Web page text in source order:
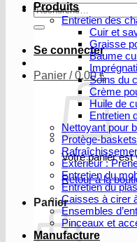
Recherche
pour :
Se connecter
Panier /0,00€
Votre panier est
Retour à la
Panier
Produits
Entretien des
Cuir et
Graisse
Baume
Soins du
Crème
Huile de
Entretien
Nettoyant pour
Protège-baskets
Extérieur :
Entretien du
Entretien du
Caisses à cirer
Ensembles
Pinceaux et
Manufacture